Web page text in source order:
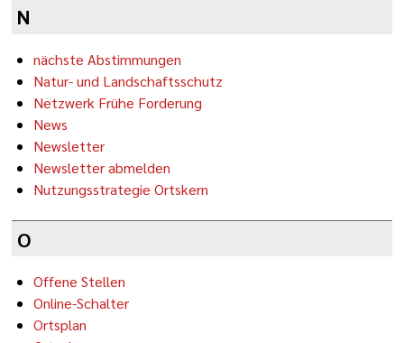
N
nächste Abstimmungen
Natur- und Landschaftsschutz
Netzwerk Frühe Forderung
News
Newsletter
Newsletter abmelden
Nutzungsstrategie Ortskern
O
Offene Stellen
Online-Schalter
Ortsplan